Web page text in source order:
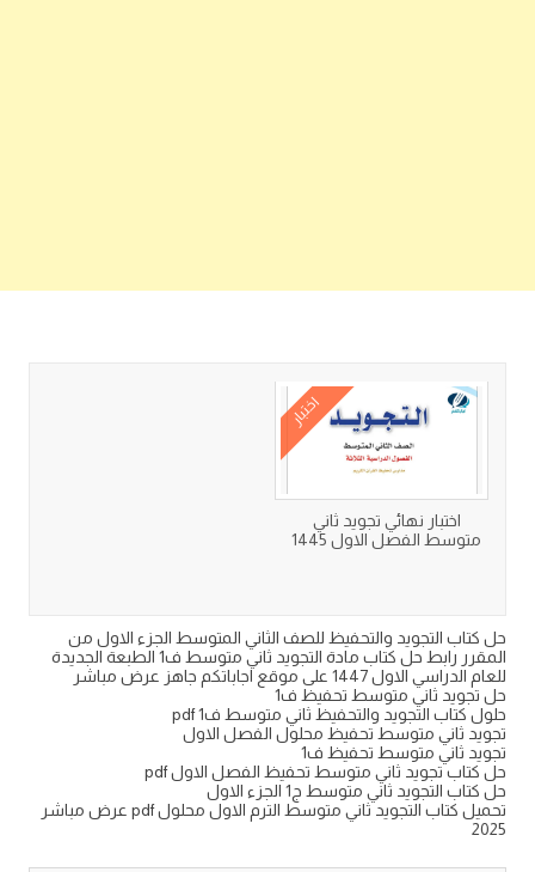
اختبار
اختبار نهائي تجويد ثاني
متوسط الفصل الاول 1445
حل كتاب التجويد والتحفيظ للصف الثاني المتوسط الجزء الاول من
المقرر رابط حل كتاب مادة التجويد ثاني متوسط ف1 الطبعة الجديدة
للعام الدراسي الاول 1447 على موقع اجاباتكم جاهز عرض مباشر
حل تجويد ثاني متوسط تحفيظ ف1
حلول كتاب التجويد والتحفيظ ثاني متوسط ف1 pdf
تجويد ثاني متوسط تحفيظ محلول الفصل الاول
تجويد ثاني متوسط تحفيظ ف1
حل كتاب تجويد ثاني متوسط تحفيظ الفصل الاول pdf
حل كتاب التجويد ثاني متوسط ج1 الجزء الاول
تحميل كتاب التجويد ثاني متوسط الترم الاول محلول pdf عرض مباشر
2025